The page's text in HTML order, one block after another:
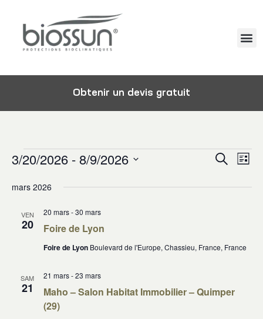
Obtenir un devis gratuit
et
vues
Liste
3/20/2026 - 8/9/2026
une
mars 2026
VEN
20 Foire de Lyon
20 mars-30 mars
Foire de Lyon Boulevard de l'Europe, Chassieu, France, France
SAM
21
Maho – Salon Habitat Immobilier – Quimper
(29)
21 mars-23 mars